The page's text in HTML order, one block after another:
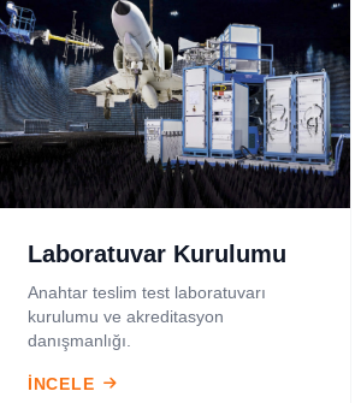
Laboratuvar Kurulumu
Anahtar teslim test laboratuvarı
kurulumu ve akreditasyon
danışmanlığı.
İNCELE